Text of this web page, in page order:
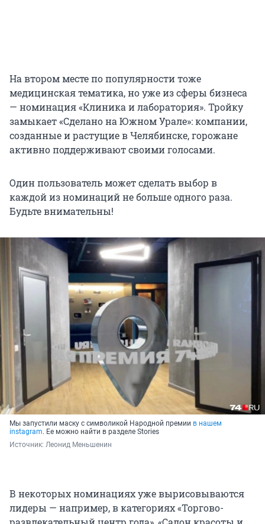
На втором месте по популярности тоже
медицинская тематика, но уже из сферы бизнеса
— номинация «Клиника и лаборатория». Тройку
замыкает «Сделано на Южном Урале»: компании,
созданные и растущие в Челябинске, горожане
активно поддерживают своими голосами.
Один пользователь может сделать выбор в
каждой из номинаций не больше одного раза.
Будьте внимательны!
Мы запустили маску с символикой Народной премии в нашем
instagram. Ее можно найти в разделе Stories
Источник: Леонид Меньшенин
В некоторых номинациях уже вырисовываются
лидеры — например, в категориях «Торгово-